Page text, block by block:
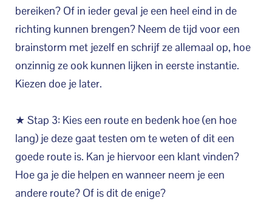
bereiken? Of in ieder geval je een heel eind in de
richting kunnen brengen? Neem de tijd voor een
brainstorm met jezelf en schrijf ze allemaal op, hoe
onzinnig ze ook kunnen lijken in eerste instantie.
Kiezen doe je later.
★ Stap 3: Kies een route en bedenk hoe (en hoe
lang) je deze gaat testen om te weten of dit een
goede route is. Kan je hiervoor een klant vinden?
Hoe ga je die helpen en wanneer neem je een
andere route? Of is dit de enige?